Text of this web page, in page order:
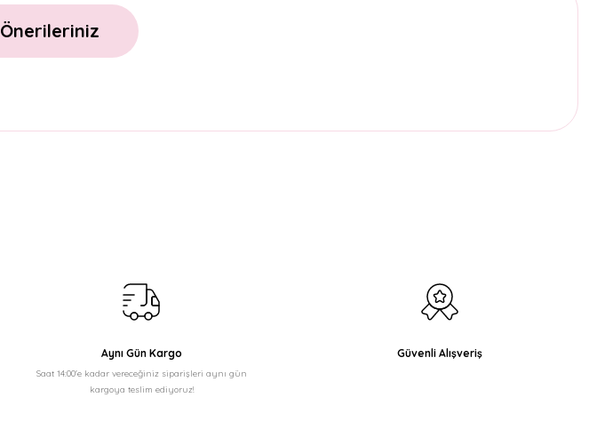
Önerileriniz
Aynı Gün Kargo
Saat 14:00'e kadar vereceğiniz siparişleri aynı gün
kargoya teslim ediyoruz!
Güvenli Alışveriş